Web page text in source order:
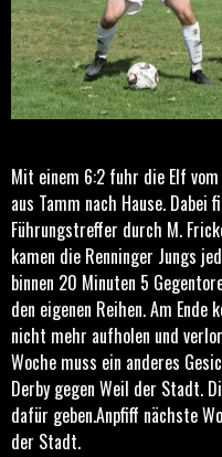
Mit einem 6:2 fuhr die Elf vom
aus Tamm nach Hause.
Führungstreffer durch M.
kamen die Renninger Jungs
binnen 20 Minuten 5
den eigenen Reihen. Am
nicht mehr aufholen und
Woche muss ein anderes
Derby gegen Weil der Stadt.
dafür geben.Anpfiff nächste
der Stadt.